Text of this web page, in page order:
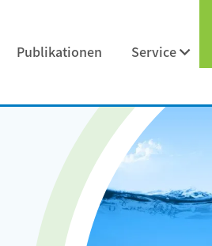
Publikationen Service